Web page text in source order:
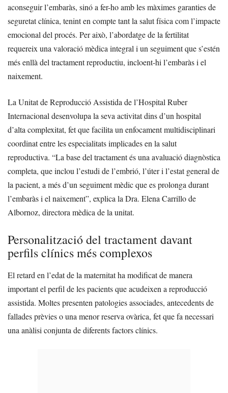
aconseguir l’embaràs, sinó a fer-ho amb les màximes garanties de
seguretat clínica, tenint en compte tant la salut física com l’impacte
emocional del procés. Per això, l’abordatge de la fertilitat
requereix una valoració mèdica integral i un seguiment que s’estén
més enllà del tractament reproductiu, incloent-hi l’embaràs i el
naixement.
La Unitat de Reproducció Assistida de l’Hospital Ruber
Internacional desenvolupa la seva activitat dins d’un hospital
d’alta complexitat, fet que facilita un enfocament multidisciplinari
coordinat entre les especialitats implicades en la salut
reproductiva. “La base del tractament és una avaluació diagnòstica
completa, que inclou l’estudi de l’embrió, l’úter i l’estat general de
la pacient, a més d’un seguiment mèdic que es prolonga durant
l’embaràs i el naixement”, explica la Dra. Elena Carrillo de
Albornoz, directora mèdica de la unitat.
Personalització del tractament davant
perfils clínics més complexos
El retard en l’edat de la maternitat ha modificat de manera
important el perfil de les pacients que acudeixen a reproducció
assistida. Moltes presenten patologies associades, antecedents de
fallades prèvies o una menor reserva ovàrica, fet que fa necessari
una anàlisi conjunta de diferents factors clínics.